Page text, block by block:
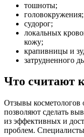
тошноты;
головокружения;
судорог;
локальных
кожу;
крапивницы и
затрудненного
Что считают
Отзывы косметологов
позволяют сделать
из эффективных и
проблем.